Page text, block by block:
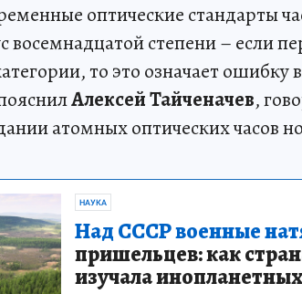
оптические стандарты
восемнадцатой степени – если
то это означает ошибку
Алексей Тайченачев,
атомных оптических часов
НАУКА
Над СССР военные
пришельцев: как
изучала